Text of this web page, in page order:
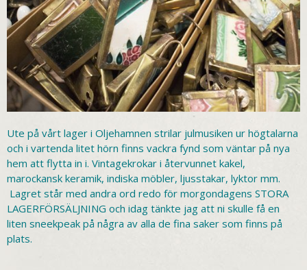
Ute på vårt lager i Oljehamnen strilar julmusiken ur högtalarna
och i vartenda litet hörn finns vackra fynd som väntar på nya
hem att flytta in i. Vintagekrokar i återvunnet kakel,
marockansk keramik, indiska möbler, ljusstakar, lyktor mm.
Lagret står med andra ord redo för morgondagens STORA
LAGERFÖRSÄLJNING och idag tänkte jag att ni skulle få en
liten sneekpeak på några av alla de fina saker som finns på
plats.